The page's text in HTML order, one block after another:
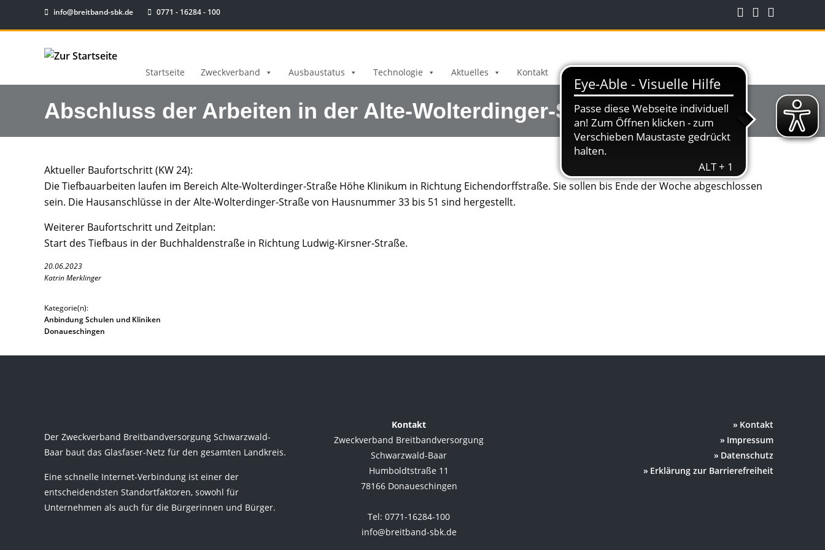
info@breitband-sbk.de 0771 - 16284 - 100
Startseite Zweckverband Ausbaustatus Technologie Aktuelles Kontakt
Abschluss der Arbeiten in der Alte-Wolterdinger-Straße
Aktueller Baufortschritt (KW 24):
Die Tiefbauarbeiten laufen im Bereich Alte-Wolterdinger-Straße Höhe Klinikum in Richtung Eichendorffstraße. Sie sollen bis Ende der Woche abgeschlossen
sein. Die Hausanschlüsse in der Alte-Wolterdinger-Straße von Hausnummer 33 bis 51 sind hergestellt.
Weiterer Baufortschritt und Zeitplan:
Start des Tiefbaus in der Buchhaldenstraße in Richtung Ludwig-Kirsner-Straße.
20.06.2023
Katrin Merklinger
Kategorie(n):
Anbindung Schulen und Kliniken
Donaueschingen
Der Zweckverband Breitbandversorgung Schwarzwald-
Baar baut das Glasfaser-Netz für den gesamten Landkreis.
Eine schnelle Internet-Verbindung ist einer der
entscheidendsten Standortfaktoren, sowohl für
Unternehmen als auch für die Bürgerinnen und Bürger.
Kontakt
Zweckverband Breitbandversorgung
Schwarzwald-Baar
Humboldtstraße 11
78166 Donaueschingen
Tel: 0771-16284-100
info@breitband-sbk.de
Kontakt
Impressum
Datenschutz
Erklärung zur Barrierefreiheit